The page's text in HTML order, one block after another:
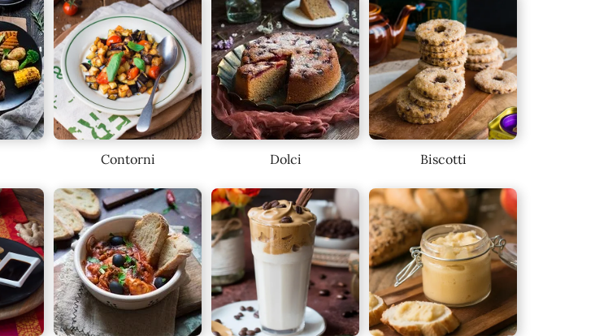
Contorni Dolci Biscotti